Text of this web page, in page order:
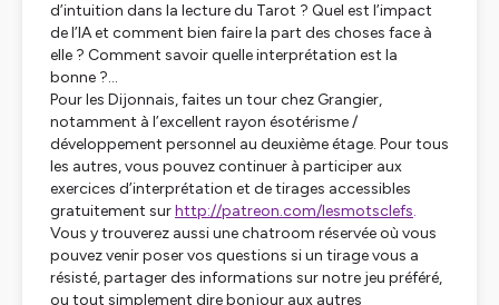
d’intuition dans la lecture du Tarot ? Quel est l’impact
de l’IA et comment bien faire la part des choses face à
elle ? Comment savoir quelle interprétation est la
bonne ?...
Pour les Dijonnais, faites un tour chez Grangier,
notamment à l’excellent rayon ésotérisme /
développement personnel au deuxième étage. Pour tous
les autres, vous pouvez continuer à participer aux
exercices d’interprétation et de tirages accessibles
gratuitement surhttp://patreon.com/lesmotsclefs.
Vous y trouverez aussi une chatroom réservée où vous
pouvez venir poser vos questions si un tirage vous a
résisté, partager des informations sur notre jeu préféré,
ou tout simplement dire bonjour aux autres